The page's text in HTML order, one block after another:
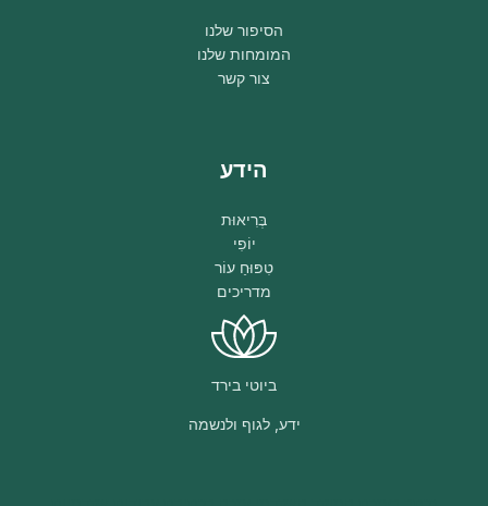
הסיפור שלנו
המומחות שלנו
צור קשר
הידע
בְּרִיאוּת
יוֹפִי
טִפּוּחַ עוֹר
מדריכים
ביוטי בירד
ידע, לגוף ולנשמה